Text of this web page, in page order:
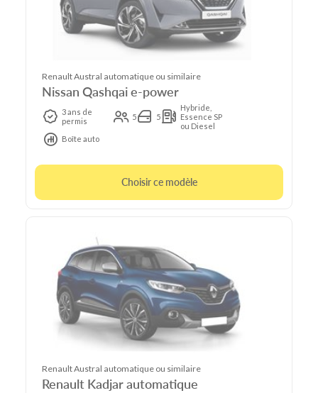
Renault Austral automatique ou similaire
Nissan Qashqai e-power
3 ans de
permis
5 5
Hybride,
Essence SP
ou Diesel
Boîte auto
Choisir ce modèle
Renault Austral automatique ou similaire
Renault Kadjar automatique